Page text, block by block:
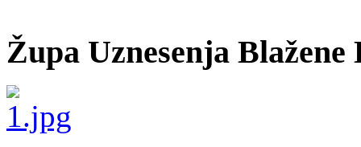
Župa Uznesenja